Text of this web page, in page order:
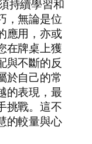
持續學習和
，無論是位
應用，亦或
在牌桌上獲
與不斷的反
於自己的常
的表現，最
挑戰。這不
的較量與心